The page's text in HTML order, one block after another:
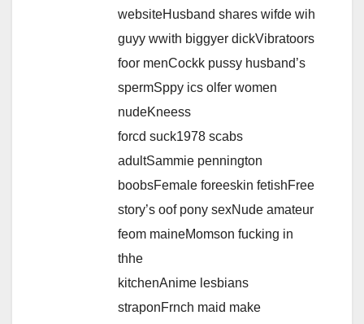
websiteHusband shares wifde wih
guyy wwith biggyer dickVibratoors
foor menCockk pussy husband’s
spermSppy ics olfer women
nudeKneess
forcd suck1978 scabs
adultSammie pennington
boobsFemale foreeskin fetishFree
story’s oof pony sexNude amateur
feom maineMomson fucking in
thhe
kitchenAnime lesbians
straponFrnch maid make